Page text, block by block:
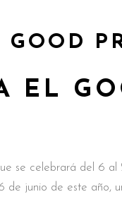
EL
se celebrará del 6
de junio de este